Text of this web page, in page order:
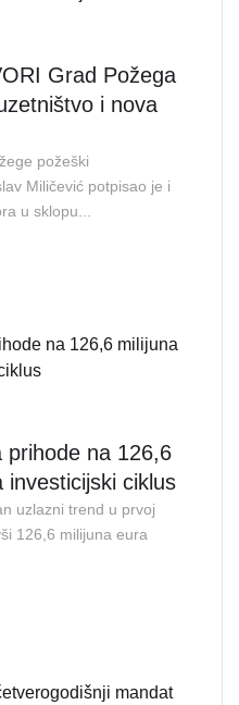
Grad Požega
i nova
požeški
Miličević potpisao je i
u sklopu...
prihode na 126,6
investicijski ciklus
uzlazni trend u prvoj
126,6 milijuna eura